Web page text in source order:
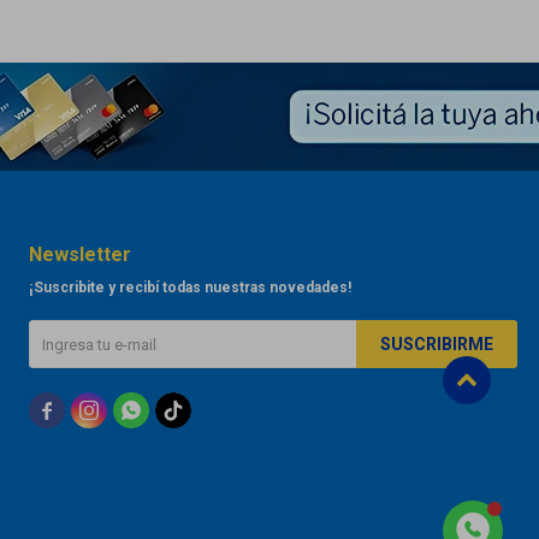
Newsletter
¡Suscribite y recibí todas nuestras novedades!
SUSCRIBIRME
  